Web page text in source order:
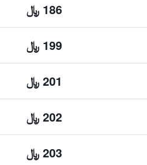
186 ﷼
199 ﷼
201 ﷼
202 ﷼
203 ﷼